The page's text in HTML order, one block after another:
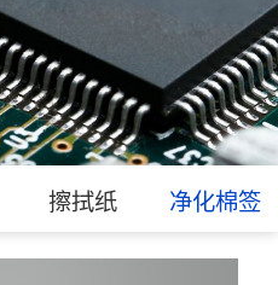
擦拭纸 净化棉签